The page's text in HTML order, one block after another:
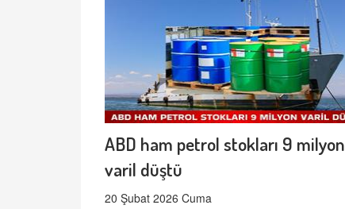
ABD ham petrol stokları 9 milyon
varil düştü
20 Şubat 2026 Cuma